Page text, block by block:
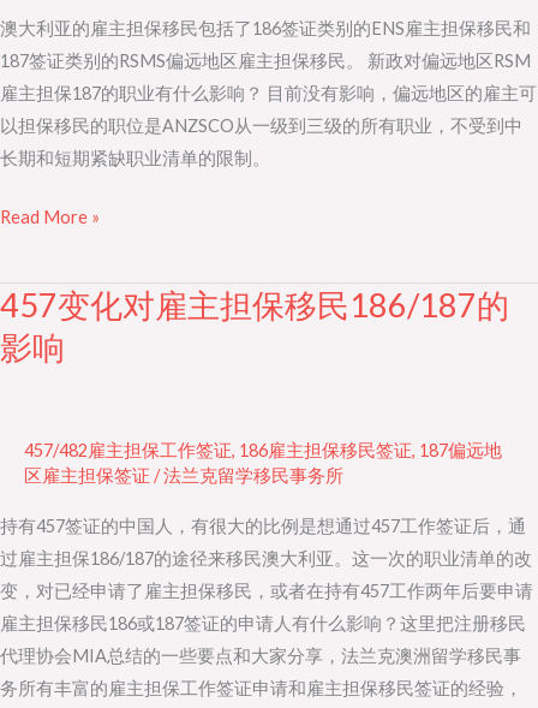
澳大利亚的雇主担保移民包括了186签证类别的ENS雇主担保移民和
187签证类别的RSMS偏远地区雇主担保移民。 新政对偏远地区RSM
雇主担保187的职业有什么影响？ 目前没有影响，偏远地区的雇主可
以担保移民的职位是ANZSCO从一级到三级的所有职业，不受到中
长期和短期紧缺职业清单的限制。
186/187
签
证
的
变
Read More »
457变化对雇主担保移民186/187的
影响
457/482雇主担保工作签证, 186雇主担保移民签证, 187偏远地
区雇主担保签证 /法兰克留学移民事务所
持有457签证的中国人，有很大的比例是想通过457工作签证后，通
过雇主担保186/187的途径来移民澳大利亚。这一次的职业清单的改
变，对已经申请了雇主担保移民，或者在持有457工作两年后要申请
雇主担保移民186或187签证的申请人有什么影响？这里把注册移民
代理协会MIA总结的一些要点和大家分享，法兰克澳洲留学移民事
务所有丰富的雇主担保工作签证申请和雇主担保移民签证的经验，
457
变
化
保
移
民
186/187
的
影